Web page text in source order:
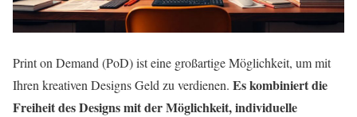
Print on Demand (PoD) ist eine großartige Möglichkeit, um mit
Ihren kreativen Designs Geld zu verdienen. Es kombiniert die
Freiheit des Designs mit der Möglichkeit, individuelle